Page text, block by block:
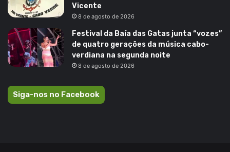
Vicente
8 de agosto de 2026
Festival da Baía das Gatas junta “vozes”
de quatro gerações da música cabo-
verdiana na segunda noite
8 de agosto de 2026
Siga-nos no Facebook